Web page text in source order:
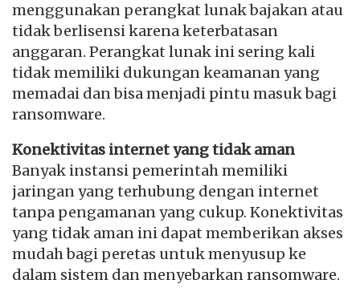
menggunakan perangkat lunak bajakan atau
tidak berlisensi karena keterbatasan
anggaran. Perangkat lunak ini sering kali
tidak memiliki dukungan keamanan yang
memadai dan bisa menjadi pintu masuk bagi
ransomware.
Konektivitas internet yang tidak aman
Banyak instansi pemerintah memiliki
jaringan yang terhubung dengan internet
tanpa pengamanan yang cukup. Konektivitas
yang tidak aman ini dapat memberikan akses
mudah bagi peretas untuk menyusup ke
dalam sistem dan menyebarkan ransomware.